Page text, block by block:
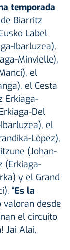
temporada
Biarritz
Label
Ibarluzea),
Minvielle),
el
el Cesta
Erkiaga-
Del
el
López),
(Johan-
(Erkiaga-
y el Grand
“Es la
valoran desde
el circuito
Jai Alai,